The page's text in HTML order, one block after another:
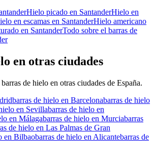
Hielo picado en SantanderHielo en
en escamas en SantanderHielo americano
en SantanderTodo sobre el barras de
en otras ciudades
barras de hielo en otras ciudades de España.
barras de hielo en Barcelonabarras de hielo
en Sevillabarras de hielo en
en Málagabarras de hielo en Murciabarras
de hielo en Las Palmas de Gran
en Bilbaobarras de hielo en Alicantebarras de